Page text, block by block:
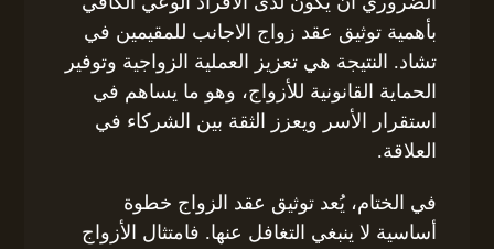
بأهمية توثيق عقد زواج الاجانب للمقيمين في
تشاد. النتيجة هي تعزيز العملية الزواجية وتوفير
الحماية القانونية للأزواج، وهو ما يساهم في
استقرار الأسر ويعزز الثقة بين الشركاء في
العلاقة.
في الختام، يُعد توثيق عقد الزواج خطوة
أساسية لا ينبغي التغافل عنها. فامتثال الأزواج